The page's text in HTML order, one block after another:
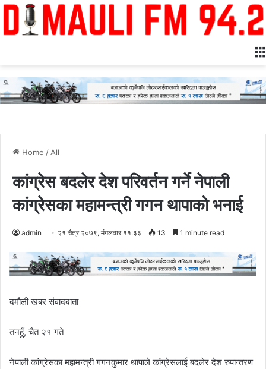
Home / All
कांग्रेस बदलेर देश परिवर्तन गर्ने नेपाली
कांग्रेसका महामन्त्री गगन थापाको भनाई
admin २१ चैत्र २०७९, मंगलवार ११:३३ 13 1 minute read
दमौली खबर संवाददाता
तनहुँ, चैत २१ गते
नेपाली कांग्रेसका महामन्त्री गगनकुमार थापाले कांग्रेसलाई बदलेर देश रुपान्तरण